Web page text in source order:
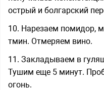
острый и болгарский
10. Нарезаем помидор,
тмин. Отмеряем вино.
11. Закладываем в
Тушим еще 5 минут.
огонь.